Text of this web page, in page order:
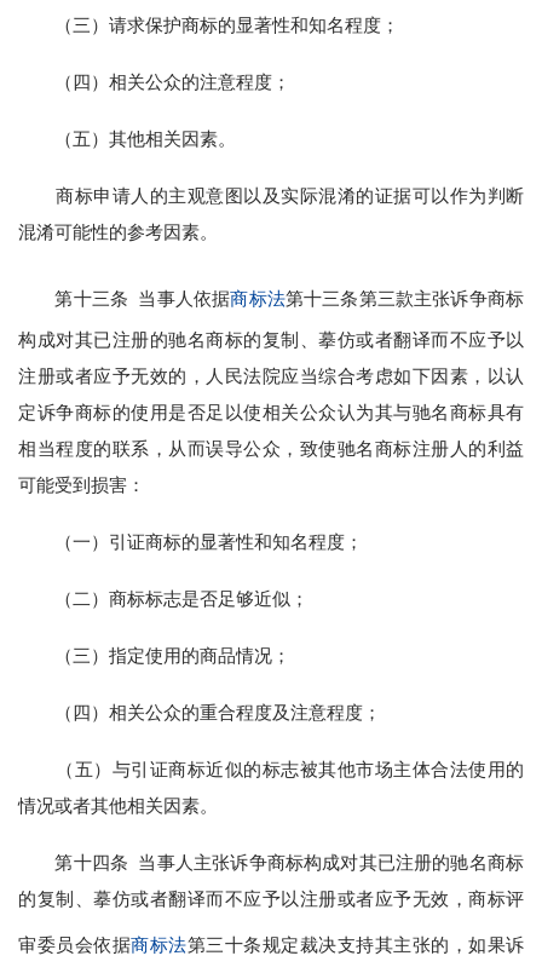
（三）请求保护商标的显著性和知名程度；
（四）相关公众的注意程度；
（五）其他相关因素。
商标申请人的主观意图以及实际混淆的证据可以作为判断
混淆可能性的参考因素。
第十三条 当事人依据商标法第十三条第三款主张诉争商标
构成对其已注册的驰名商标的复制、摹仿或者翻译而不应予以
注册或者应予无效的，人民法院应当综合考虑如下因素，以认
定诉争商标的使用是否足以使相关公众认为其与驰名商标具有
相当程度的联系，从而误导公众，致使驰名商标注册人的利益
可能受到损害：
（一）引证商标的显著性和知名程度；
（二）商标标志是否足够近似；
（三）指定使用的商品情况；
（四）相关公众的重合程度及注意程度；
（五）与引证商标近似的标志被其他市场主体合法使用的
情况或者其他相关因素。
第十四条 当事人主张诉争商标构成对其已注册的驰名商标
的复制、摹仿或者翻译而不应予以注册或者应予无效，商标评
审委员会依据商标法第三十条规定裁决支持其主张的，如果诉